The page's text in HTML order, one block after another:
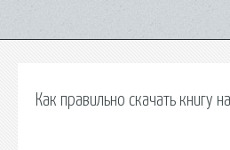
Как правильно скачать книгу